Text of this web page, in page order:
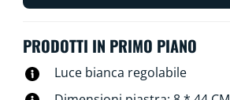
voce.
PRODOTTI IN PRIMO PIANO
Luce bianca regolabile